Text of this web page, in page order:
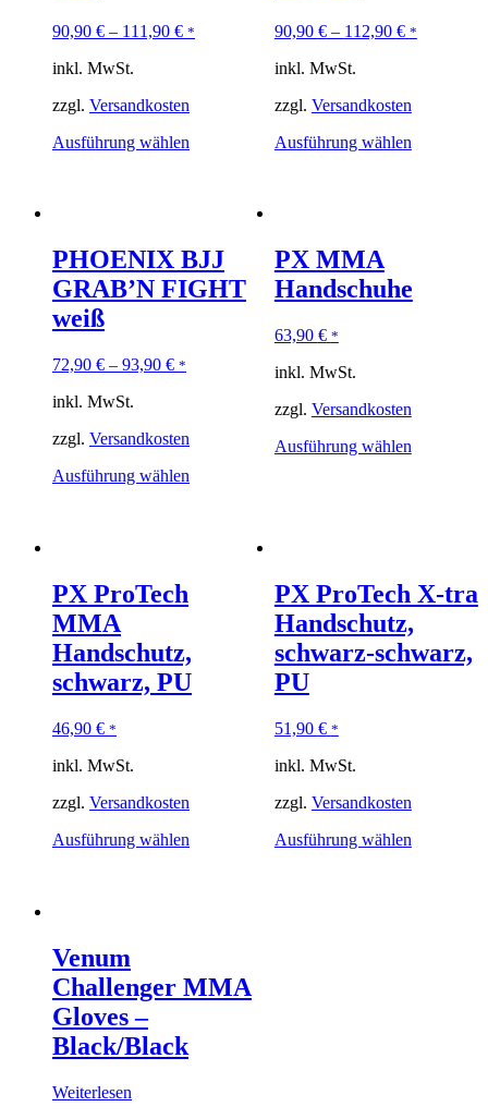
90,90 € – 111,90 € *
inkl. MwSt.
zzgl. Versandkosten
Ausführung wählen
90,90 €– 112,90 € *
inkl. MwSt.
zzgl. Versandkosten
Ausführung wählen
PHOENIX BJJ
GRAB’N FIGHT
weiß
72,90 € – 93,90 € *
inkl. MwSt.
zzgl. Versandkosten
Ausführung wählen
PX MMA
Handschuhe
63,90 € *
inkl. MwSt.
zzgl. Versandkosten
Ausführung wählen
PX ProTech
MMA
Handschutz,
schwarz, PU
46,90 € *
inkl. MwSt.
zzgl. Versandkosten
Ausführung wählen
PX ProTech X-tra
Handschutz,
schwarz-schwarz,
PU
51,90 € *
inkl. MwSt.
zzgl. Versandkosten
Ausführung wählen
Venum
Challenger MMA
Gloves –
Black/Black
Weiterlesen